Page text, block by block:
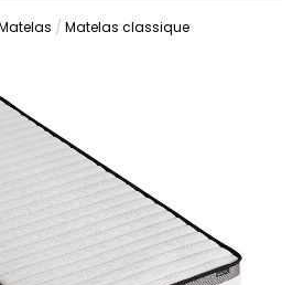
Matelas classique